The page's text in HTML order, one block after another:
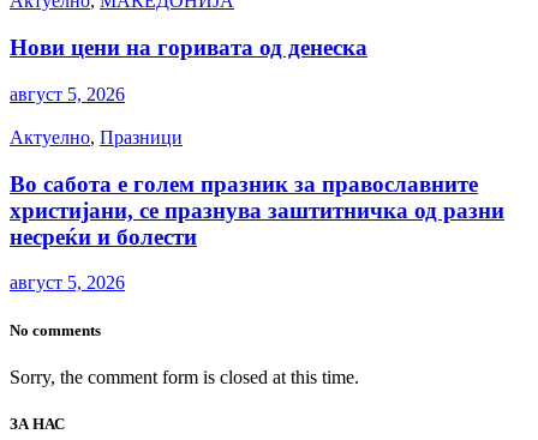
Нови цени на горивата од денеска
август 5, 2026
Актуелно, Празници
Во сабота е голем празник за православните
христијани, се празнува заштитничка од разни
несреќи и болести
август 5, 2026
No comments
Sorry, the comment form is closed at this time.
ЗА НАС